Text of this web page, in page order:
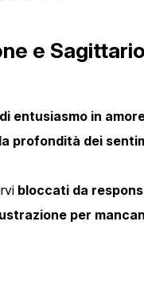
e Sagittario
entusiasmo in
profondità dei
bloccati da
per